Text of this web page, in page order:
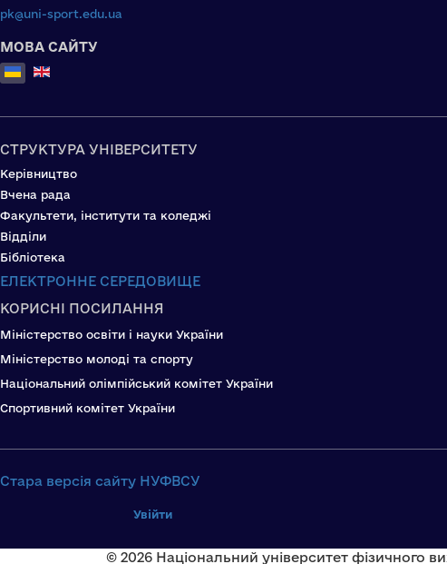
pk@uni-sport.edu.ua
МОВА САЙТУ
Оберіть свою мову
СТРУКТУРА УНІВЕРСИТЕТУ
Керівництво
Вчена рада
Факультети, інститути та коледжі
Відділи
Бібліотека
ЕЛЕКТРОННЕ СЕРЕДОВИЩЕ
КОРИСНІ ПОСИЛАННЯ
Міністерство освіти і науки України
Міністерство молоді та спорту
Національний олімпійський комітет України
Спортивний комітет України
Стара версія сайту НУФВСУ
Увійти
© 2026 Національний університет фізичного